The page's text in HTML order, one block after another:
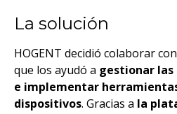
La solución
HOGENT decidió colaborar
que los ayudó a gestionar
e implementar
dispositivos. Gracias a la